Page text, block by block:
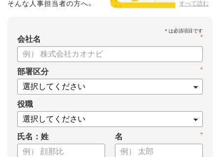
すべて読む
そんな人事担当者の方へ。
本資料では、人事担当者300名の実態調査をもとに現場ですぐ
に役立つ生成AI活用術を紹介しています。
生成AI利用時のポイントや注意事項もまとめているため、これ
から始める方も安心です。評価シートフォーマットの作成や素
案の生成など、コピペで使えるプロンプトも収録！
生成AIを「壁打ち相手」や「作業アシスタント」にして、明日か
らの人事業務を効率化してみませんか？
【資料の内容】
・人事担当者に聞いた「生成AI活用に関する実態調査」
・生成AI利用における注意点やルール
*
会社名
*
部署区分
役職
氏名：姓 *
名